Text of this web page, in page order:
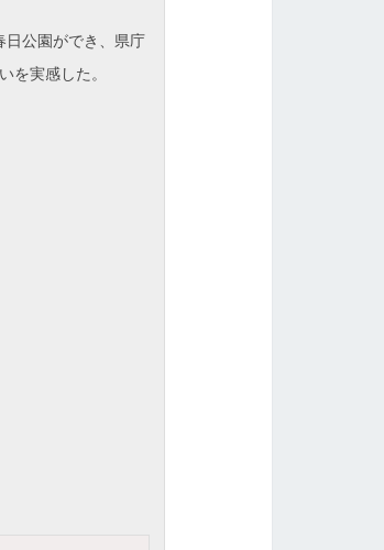
日公園ができ、県庁
を実感した。